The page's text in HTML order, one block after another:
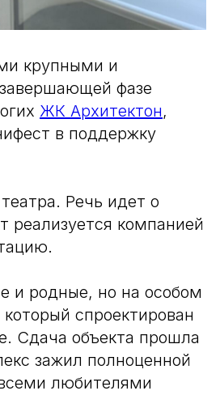
крупными и
фазе
ЖК Архитектон,
в поддержку
Речь идет о
реализуется компанией
и родные, но на особом
который спроектирован
Сдача объекта прошла
зажил полноценной
любителями